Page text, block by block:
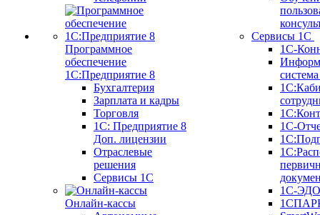
Программное
обеспечение
1С:Предприятие 8
Бухгалтерия
Зарплата и кадры
Торговля
1C: Предприятие 8
Доп. лицензии
Отраслевые
решения
Сервисы 1С
Онлайн-кассы
Сервисы 1С
1С-
1С-
1С-ЭДО